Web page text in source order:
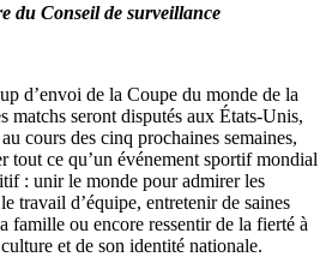
du Conseil de surveillance
d’envoi de la Coupe du monde de la
matchs seront disputés aux États-Unis,
cours des cinq prochaines semaines,
tout ce qu’un événement sportif mondial
: unir le monde pour admirer les
travail d’équipe, entretenir de saines
famille ou encore ressentir de la fierté à
et de son identité nationale.